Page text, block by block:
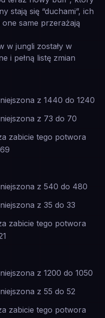
stają się “duchami”, ich
same przerażają
w jungli zostały w
i pełną listę zmian
z 1440 do 1240
z 73 do 70
zabicie tego potwora
z 540 do 480
z 35 do 33
zabicie tego potwora
z 1200 do 1050
z 55 do 52
zabicie tego potwora